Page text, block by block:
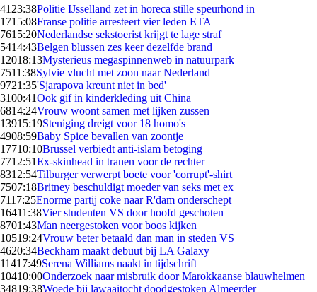
41 23:38Politie IJsselland zet in horeca stille speurhond in
1715:08Franse politie arresteert vier leden ETA
7615:20Nederlandse sekstoerist krijgt te lage straf
5414:43Belgen blussen zes keer dezelfde brand
12018:13Mysterieus megaspinnenweb in natuurpark
7511:38Sylvie vlucht met zoon naar Nederland
9721:35'Sjarapova kreunt niet in bed'
3100:41Ook gif in kinderkleding uit China
6814:24Vrouw woont samen met lijken zussen
13915:19Steniging dreigt voor 18 homo's
4908:59Baby Spice bevallen van zoontje
17710:10Brussel verbiedt anti-islam betoging
7712:51Ex-skinhead in tranen voor de rechter
8312:54Tilburger verwerpt boete voor 'corrupt'-shirt
7507:18Britney beschuldigt moeder van seks met ex
7117:25Enorme partij coke naar R'dam onderschept
16411:38Vier studenten VS door hoofd geschoten
8701:43Man neergestoken voor boos kijken
10519:24Vrouw beter betaald dan man in steden VS
4620:34Beckham maakt debuut bij LA Galaxy
11417:49Serena Williams naakt in tijdschrift
10410:00Onderzoek naar misbruik door Marokkaanse blauwhelmen
34819:38Woede bij lawaaitocht doodgestoken Almeerder